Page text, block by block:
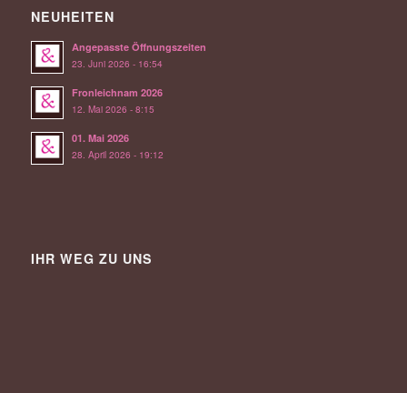
NEUHEITEN
Angepasste Öffnungszeiten
23. Juni 2026 - 16:54
Fronleichnam 2026
12. Mai 2026 - 8:15
01. Mai 2026
28. April 2026 - 19:12
IHR WEG ZU UNS